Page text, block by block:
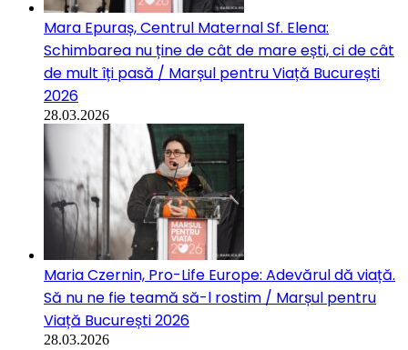
Mara Epuraș, Centrul Maternal Sf. Elena:
Schimbarea nu ține de cât de mare ești, ci de cât
de mult îți pasă / Marșul pentru Viață București
2026
28.03.2026
Maria Czernin, Pro-Life Europe: Adevărul dă viață.
Să nu ne fie teamă să-l rostim / Marșul pentru
Viață București 2026
28.03.2026